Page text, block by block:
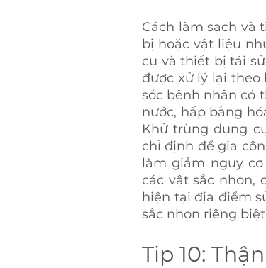
Cách làm sạch
bị hoặc vật liệu
cụ và thiết bị tái
được xử lý lại theo
sóc bệnh nhân có
nước, hấp bằng
Khử trùng dụng
chỉ định để gia
làm giảm nguy
các vật sắc nhọn,
hiện tại địa điểm
sắc nhọn riêng
Tip 10: